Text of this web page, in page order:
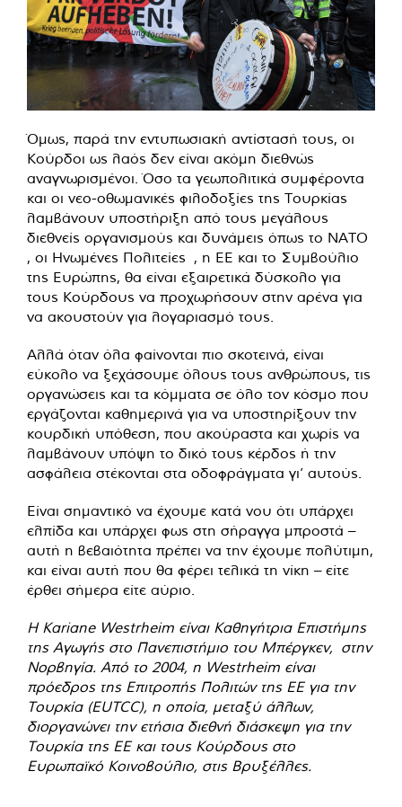
Όμως, παρά την εντυπωσιακή αντίστασή τους, οι
Κούρδοι ως λαός δεν είναι ακόμη διεθνώς
αναγνωρισμένοι. Όσο τα γεωπολιτικά συμφέροντα
και οι νεο-οθωμανικές φιλοδοξίες της Τουρκίας
λαμβάνουν υποστήριξη από τους μεγάλους
διεθνείς οργανισμούς και δυνάμεις όπως το ΝΑΤΟ
, οι Ηνωμένες Πολιτείες , η ΕΕ και το Συμβούλιο
της Ευρώπης, θα είναι εξαιρετικά δύσκολο για
τους Κούρδους να προχωρήσουν στην αρένα για
να ακουστούν για λογαριασμό τους.
Αλλά όταν όλα φαίνονται πιο σκοτεινά, είναι
εύκολο να ξεχάσουμε όλους τους ανθρώπους, τις
οργανώσεις και τα κόμματα σε όλο τον κόσμο που
εργάζονται καθημερινά για να υποστηρίξουν την
κουρδική υπόθεση, που ακούραστα και χωρίς να
λαμβάνουν υπόψη το δικό τους κέρδος ή την
ασφάλεια στέκονται στα οδοφράγματα γι’ αυτούς.
Είναι σημαντικό να έχουμε κατά νου ότι υπάρχει
ελπίδα και υπάρχει φως στη σήραγγα μπροστά –
αυτή η βεβαιότητα πρέπει να την έχουμε πολύτιμη,
και είναι αυτή που θα φέρει τελικά τη νίκη – είτε
έρθει σήμερα είτε αύριο.
Η Kariane Westrheim είναι Καθηγήτρια Επιστήμης
της Αγωγής στο Πανεπιστήμιο του Μπέργκεν, στην
Νορβηγία. Από το 2004, η Westrheim είναι
πρόεδρος της Επιτροπής Πολιτών της ΕΕ για την
Τουρκία (EUTCC), η οποία, μεταξύ άλλων,
διοργανώνει την ετήσια διεθνή διάσκεψη για την
Τουρκία της ΕΕ και τους Κούρδους στο
Ευρωπαϊκό Κοινοβούλιο, στις Βρυξέλλες.